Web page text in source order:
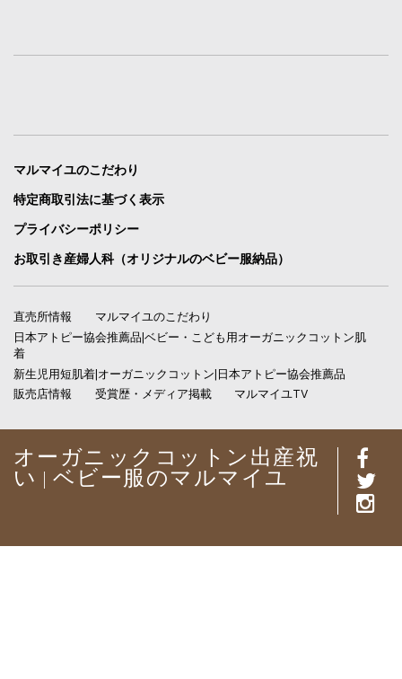
マルマイユのこだわり
特定商取引法に基づく表示
プライバシーポリシー
お取引き産婦人科（オリジナルのベビー服納品）
直売所情報
マルマイユのこだわり
日本アトピー協会推薦品|ベビー・こども用オーガニックコットン肌
着
新生児用短肌着|オーガニックコットン|日本アトピー協会推薦品
販売店情報
受賞歴・メディア掲載 マルマイユTV
オーガニックコットン出産祝
い | ベビー服のマルマイユ